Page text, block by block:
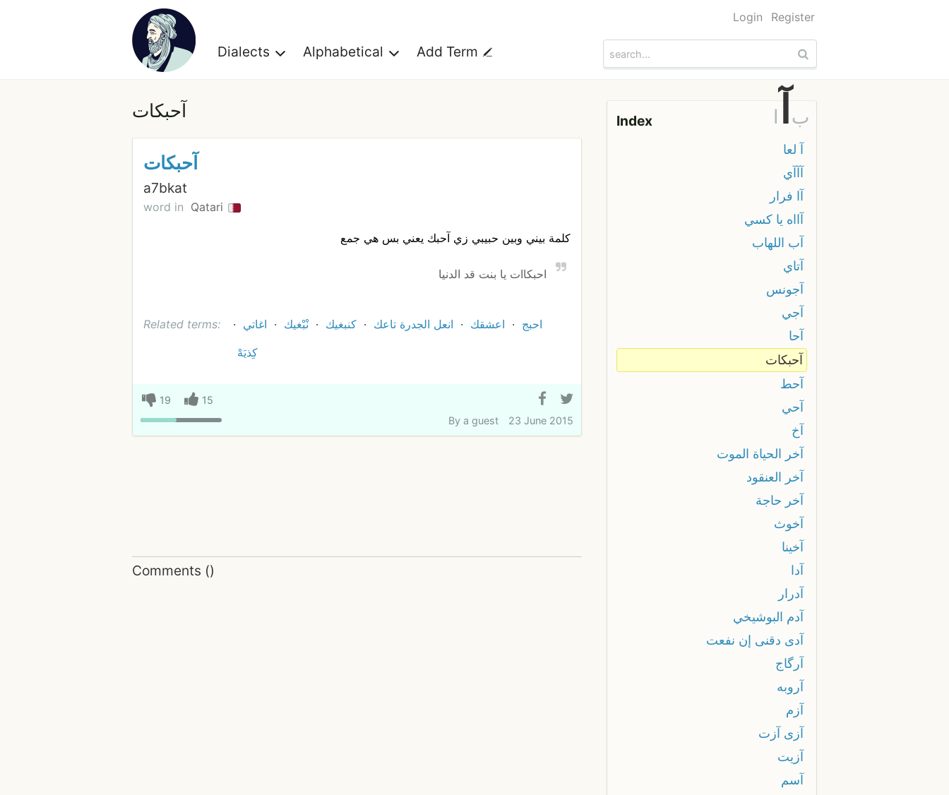
Dialects Alphabetical Add Term
Login Register
آحبكات
آحبكات
a7bkat
word in Qatari
كلمة بيني وبين حبيبي زي آحبك يعني بس هي جمع
احبكاات يا بنت قد الدنيا
Related terms: اغاتي نْبْغيك كنبغيك انعل الجدرة تاعك اعشقك
احبج
كِذيَهْ
19
15
By a guest 23 June 2015
Comments ()
Index ا ب
آ لعا
آآآي
آا فرار
آااه يا كسي
آب اللهاب
آتاي
آجونس
آجي
آحا
آحبكات
آحط
آحي
آخ
آخر الحياة الموت
آخر العنقود
آخر حاجة
آخوث
آخينا
آدا
آدرار
آدم البوشيخي
آدى دقنى إن نفعت
آرگاج
آروبه
آزم
آزى آزت
آزيت
آسم